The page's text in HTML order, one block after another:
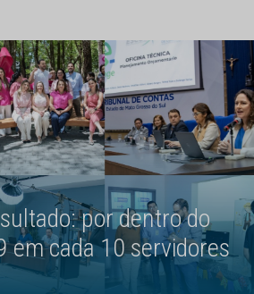
por dentro do
em cada 10 servidores